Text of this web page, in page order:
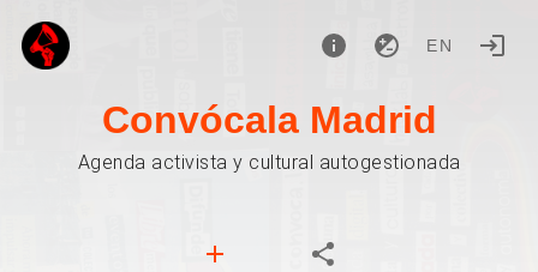
EN
Convócala Madrid
Agenda activista y cultural autogestionada